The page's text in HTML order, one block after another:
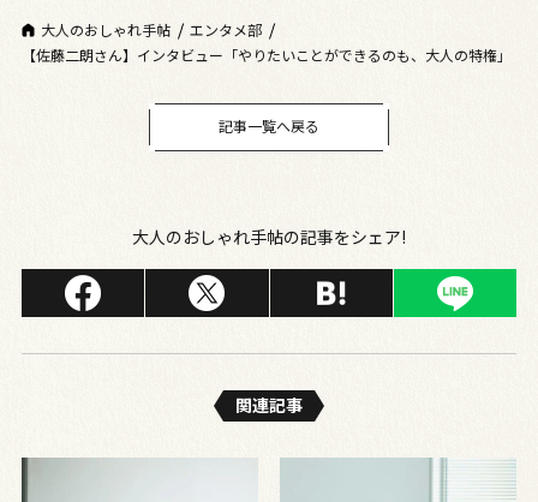
大人のおしゃれ手帖
エンタメ部
【佐藤二朗さん】インタビュー「やりたいことができるのも、大人の特権」
記事一覧へ戻る
大人のおしゃれ手帖の記事をシェア!
関連記事